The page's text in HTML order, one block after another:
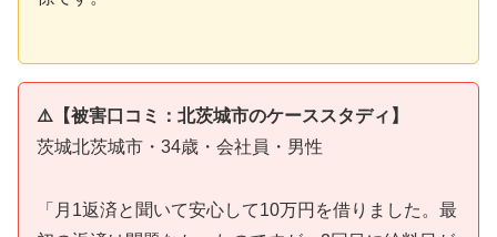
⚠️【被害口コミ：北茨城市のケーススタディ】
茨城北茨城市・34歳・会社員・男性
「月1返済と聞いて安心して10万円を借りました。最